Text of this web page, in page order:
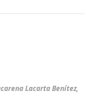
Lacarta Benítez,